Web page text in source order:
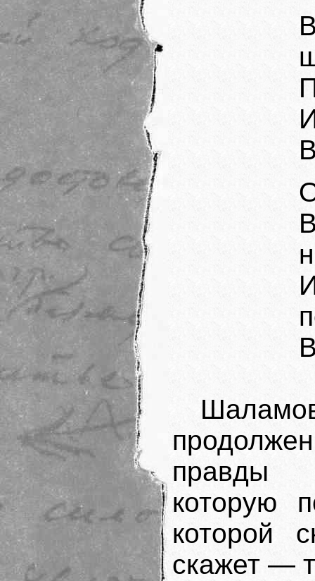
правды
которую
которой
скажет —